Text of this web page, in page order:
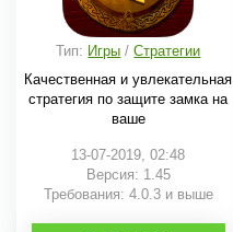
Тип: Игры /Стратегии
Качественная и увлекательная
стратегия по защите замка на
ваше
13-07-2019, 02:48
Версия: 1.45
Требования: 4.0.3 и выше